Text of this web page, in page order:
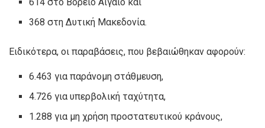
368 στη Δυτική Μακεδονία.
Ειδικότερα, οι παραβάσεις, που βεβαιώθηκαν αφορούν:
6.463 για παράνομη στάθμευση,
4.726 για υπερβολική ταχύτητα,
1.288 για μη χρήση προστατευτικού κράνους,